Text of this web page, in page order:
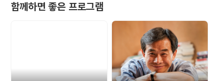
함께하면 좋은 프로그램